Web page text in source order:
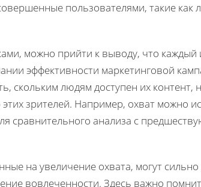
пользователями, такие как
можно прийти к выводу, что каждый
эффективности маркетинговой
скольким людям доступен их контент,
зрителей. Например, охват можно
сравнительного анализа с
на увеличение охвата, могут сильно
вовлеченности. Здесь важно